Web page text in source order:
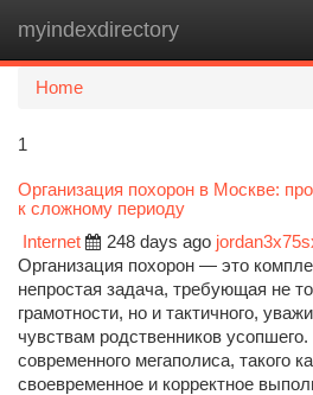
myindexdirectory
Home
1
Организация похорон в Москве:
к сложному периоду
Internet
248 days ago
Организация похорон — это
непростая задача, требующая не
грамотности, но и тактичного,
чувствам родственников
современного мегаполиса, такого
своевременное и корректное